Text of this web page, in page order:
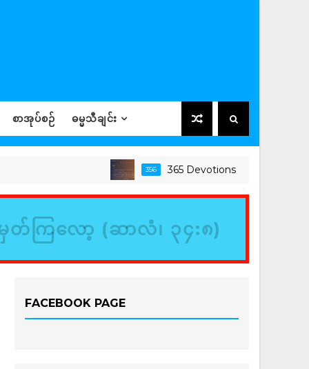
စာအုပ်စဉ် ဓမ္မသီချင်း
356 365 Devotions
တ်ကြလော့ (ဆာလံ၊ ၃၄:၈)
FACEBOOK PAGE